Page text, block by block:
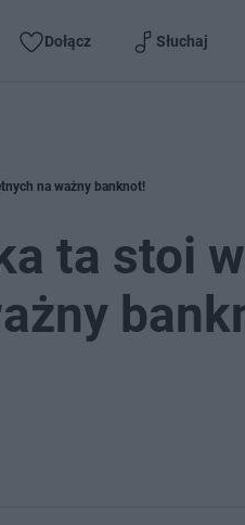
Dołącz Słuchaj
na ważny banknot!
ta stoi